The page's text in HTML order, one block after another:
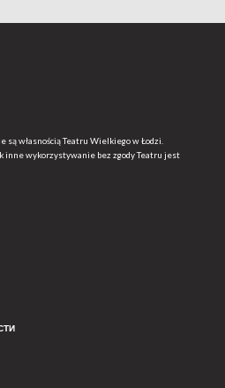
własnością Teatru Wielkiego w Łodzi.
wykorzystywanie bez zgody Teatru jest